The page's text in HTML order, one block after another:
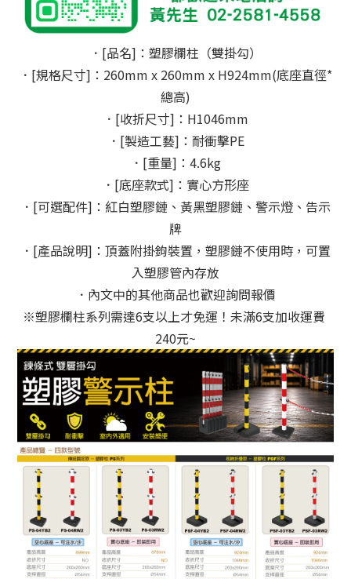
．[品名]：塑膠欄柱（雙掛勾）
．[規格尺寸]：260mm x 260mm x H924mm(底座直徑*
總高)
．[收折尺寸]：H1046mm
．[製造工藝]：耐衝擊PE
．[重量]：4.6kg
．[底座款式]：實心方形座
．[可選配件]：紅白塑膠鏈、黃黑塑膠鏈、警示燈、告示
牌
．[產品說明]：頂蓋附掛鉤裝置，塑膠鏈不使用時，可置
入塑膠管內存放
．內文中的其他商品也歡迎詢問報價
※塑膠欄柱系列需達6支以上才免運！未滿6支加收運費
240元~